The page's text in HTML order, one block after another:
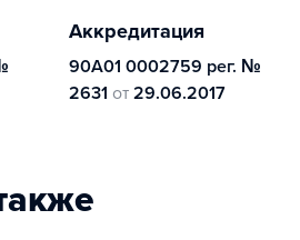
Аккредитация
90А01 0002759 рег. №
2631 от 29.06.2017